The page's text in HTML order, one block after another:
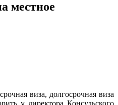
местное
виза, долгосрочная виза
у директора Консульского